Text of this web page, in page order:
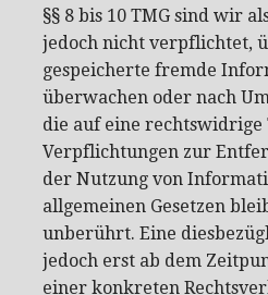
§§ 8 bis 10 TMG sind wir
jedoch nicht verpflichtet,
gespeicherte fremde
überwachen oder nach
die auf eine
Verpflichtungen zur
der Nutzung von
allgemeinen Gesetzen
unberührt. Eine
jedoch erst ab dem
einer konkreten